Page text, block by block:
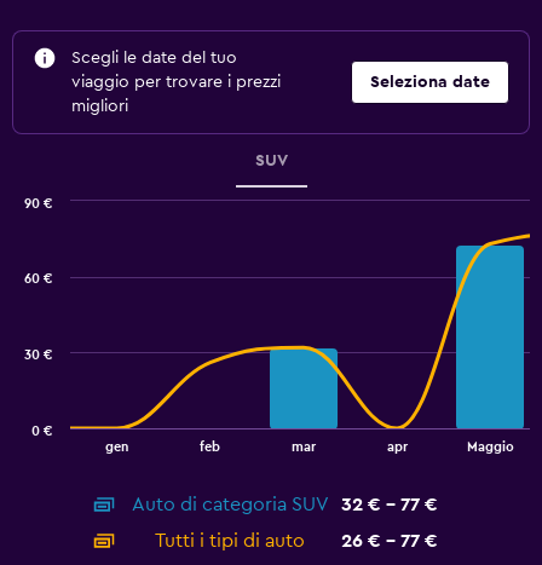
Scegli le date del tuo
viaggio per trovare i prezzi
migliori
Seleziona date
SUV
displaying
categories.
gen feb mar apr Maggio
0 €
30 €
60 €
90 €
End
Auto di categoria SUV
32 € - 77 €
Tutti i tipi di auto
26 € - 77 €